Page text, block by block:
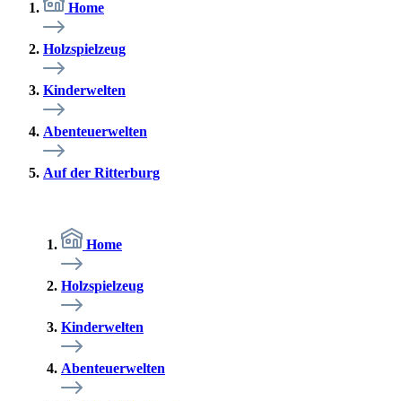
Home
Holzspielzeug
Kinderwelten
Abenteuerwelten
Auf der Ritterburg
Home
Holzspielzeug
Kinderwelten
Abenteuerwelten